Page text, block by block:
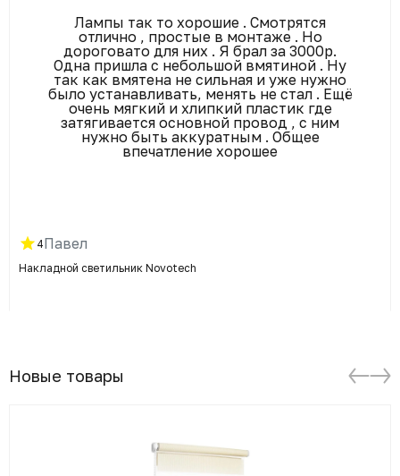
Лампы так то хорошие . Смотрятся
отлично , простые в монтаже . Но
дороговато для них . Я брал за 3000р.
Одна пришла с небольшой вмятиной . Ну
так как вмятена не сильная и уже нужно
было устанавливать, менять не стал . Ещё
очень мягкий и хлипкий пластик где
затягивается основной провод , с ним
нужно быть аккуратным . Общее
впечатление хорошее
4Павел
Накладной светильник Novotech
Новые товары